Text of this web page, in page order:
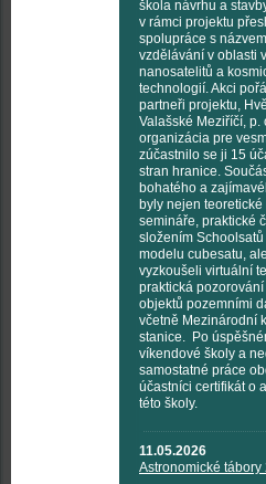
škola návrhu a
v rámci projektu
spolupráce s
vzdělávání v oblasti
nanosatelitů a
technologií. Akci
partneři projektu,
Valašské Meziříčí, p.
organizácia pre
zúčastnilo se ji 15
stran hranice.
bohatého a
byly nejen teoretické
semináře, praktické
složením
modelu cubesatu,
vyzkoušeli virtuální
praktická
objektů pozemními
včetně Mezinárodní
stanice. Po
víkendové školy a
samostatné práce
účastníci certifikát o
této školy.
11.05.2026
Astronomické tábory